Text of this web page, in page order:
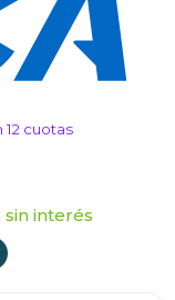
12 cuotas
sin interés